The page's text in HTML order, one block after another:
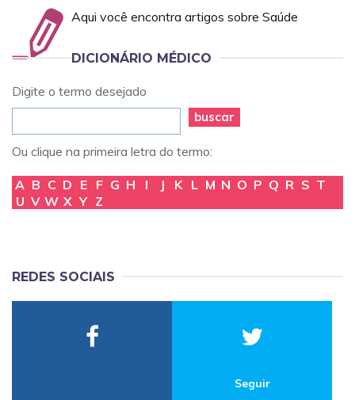
Aqui você encontra artigos sobre Saúde
DICIONÁRIO MÉDICO
Digite o termo desejado
buscar
Ou clique na primeira letra do termo:
A B C D E F G H I J K L M N O P Q R S T
U V W X Y Z
REDES SOCIAIS
Seguir